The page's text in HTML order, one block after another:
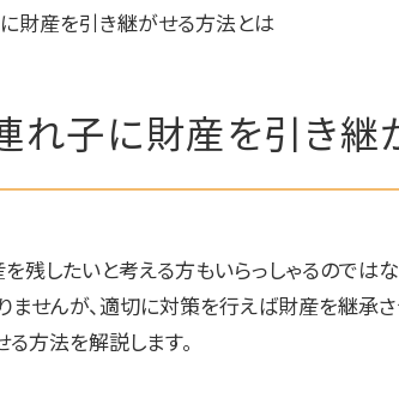
財産を引き継がせる方法とは
れ子に財産を引き継
したいと考える方もいらっしゃるのではな
せんが、適切に対策を行えば財産を継承さ
方法を解説します。